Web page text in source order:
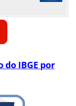
IBGE por